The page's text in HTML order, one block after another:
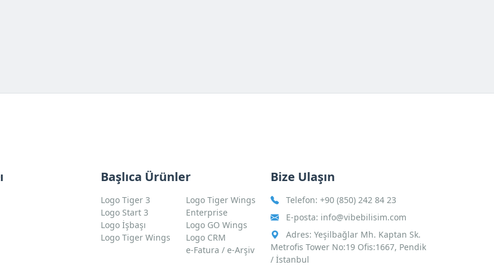
Başlıca Ürünler
Logo Tiger 3
Logo Start 3
Logo İşbaşı
Logo Tiger Wings
Logo Tiger Wings
Enterprise
Logo GO Wings
Logo CRM
e-Fatura / e-Arşiv
Bize Ulaşın
Telefon: +90 (850) 242 84 23
E-posta: info@vibebilisim.com
Adres: Yeşilbağlar Mh. Kaptan Sk.
Metrofis Tower No:19 Ofis:1667, Pendik
/ İstanbul